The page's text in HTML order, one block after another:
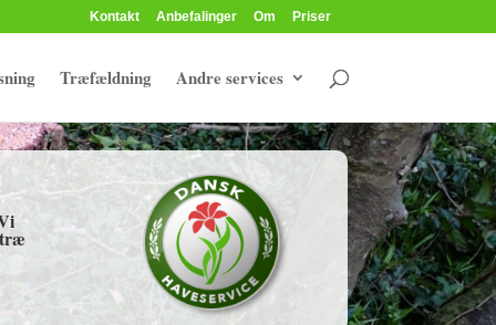
Kontakt Anbefalinger Om Priser
Træfældning Andre services